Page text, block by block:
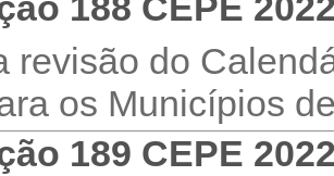
revisão do
os Municípios
189 CEPE